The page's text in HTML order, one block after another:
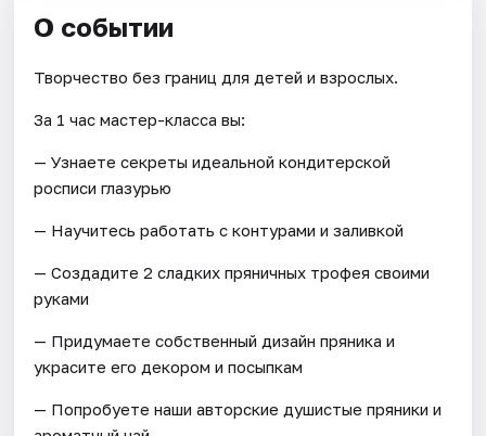
О событии
Творчество без границ для детей и взрослых.
За 1 час мастер-класса вы:
— Узнаете секреты идеальной кондитерской
росписи глазурью
— Научитесь работать с контурами и заливкой
— Создадите 2 сладких пряничных трофея своими
руками
— Придумаете собственный дизайн пряника и
украсите его декором и посыпкам
— Попробуете наши авторские душистые пряники и